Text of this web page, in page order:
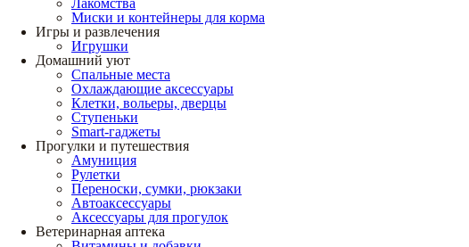
Лакомства
Миски и контейнеры для корма
Игры и развлечения
Игрушки
Домашний уют
Спальные места
Охлаждающие аксессуары
Клетки, вольеры, дверцы
Ступеньки
Smart-гаджеты
Прогулки и путешествия
Амуниция
Рулетки
Переноски, сумки, рюкзаки
Автоаксессуары
Аксессуары для прогулок
Ветеринарная аптека